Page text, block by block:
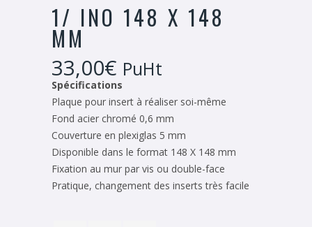
1/ INO 148 X 148
MM
33,00€ PuHt
Spécifications
Plaque pour insert à réaliser soi-même
Fond acier chromé 0,6 mm
Couverture en plexiglas 5 mm
Disponible dans le format 148 X 148 mm
Fixation au mur par vis ou double-face
Pratique, changement des inserts très facile